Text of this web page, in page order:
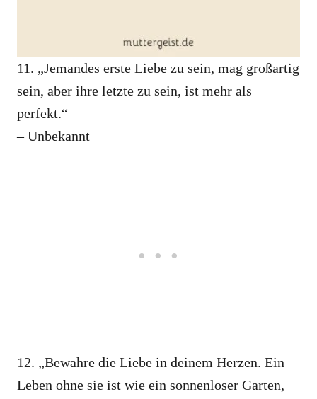
11. „Jemandes erste Liebe zu sein, mag großartig
sein, aber ihre letzte zu sein, ist mehr als
perfekt.“
– Unbekannt
12. „Bewahre die Liebe in deinem Herzen. Ein
Leben ohne sie ist wie ein sonnenloser Garten,